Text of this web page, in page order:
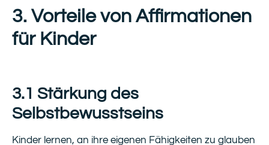
3. Vorteile von Affirmationen
für Kinder
3.1 Stärkung des
Selbstbewusstseins
Kinder lernen, an ihre eigenen Fähigkeiten zu glauben